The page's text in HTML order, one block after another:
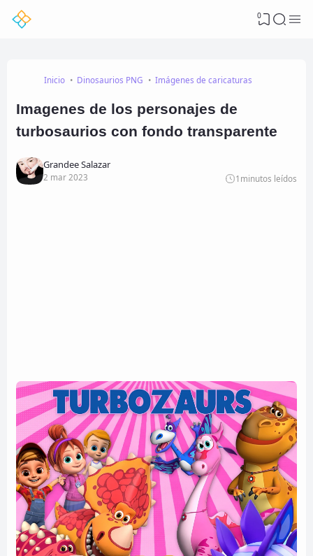
0
Inicio Dinosaurios PNG Imágenes de caricaturas
Imagenes de los personajes de
turbosaurios con fondo transparente
Grandee Salazar
2 mar 2023 1 minutos leídos